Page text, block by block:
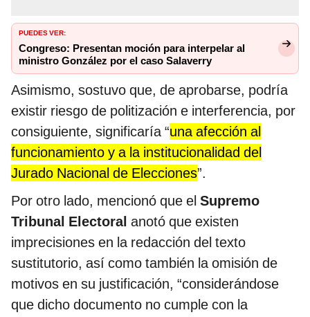
PUEDES VER:
Congreso: Presentan moción para interpelar al
ministro González por el caso Salaverry
Asimismo, sostuvo que, de aprobarse, podría
existir riesgo de politización e interferencia, por
consiguiente, significaría “una afección al
funcionamiento y a la institucionalidad del
Jurado Nacional de Elecciones”.
Por otro lado, mencionó que el Supremo
Tribunal Electoral anotó que existen
imprecisiones en la redacción del texto
sustitutorio, así como también la omisión de
motivos en su justificación, “considerándose
que dicho documento no cumple con la